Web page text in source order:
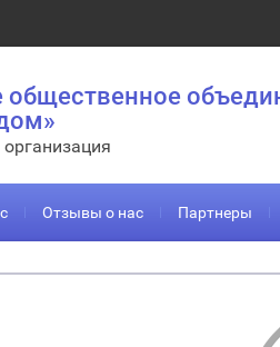
общественное
Отзывы о нас Партнеры